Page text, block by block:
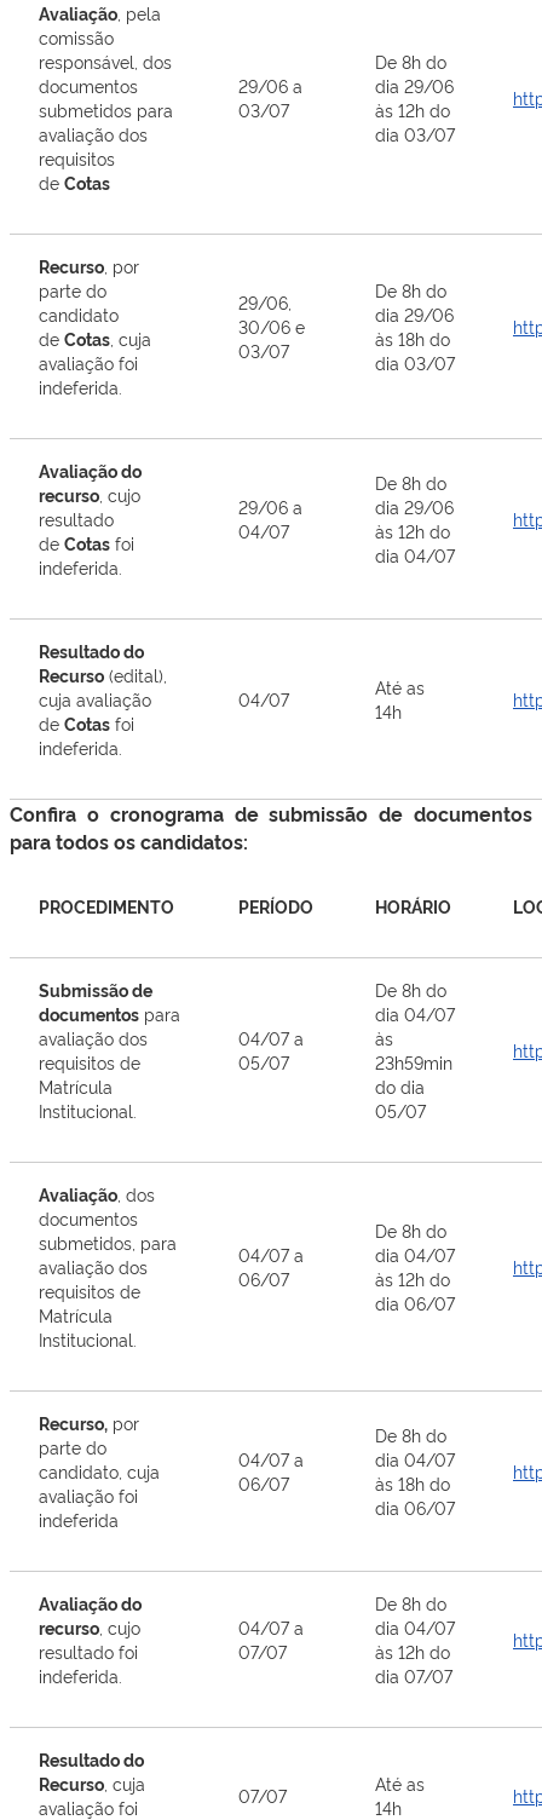
Avaliação , pela
comissão
responsável, dos
documentos
submetidos para
avaliação dos
requisitos
de Cotas
29/06 a
03/07
De 8h do
dia 29/06
às 12h do
dia 03/07
Recurso , por
parte do
candidato
de Cotas , cuja
avaliação foi
indeferida.
29/06,
30/06 e
03/07
De 8h do
dia 29/06
às 18h do
dia 03/07
Avaliação do
recurso , cujo
resultado
de Cotas foi
indeferida.
29/06 a
04/07
De 8h do
dia 29/06
às 12h do
dia 04/07
Resultado do
Recurso (edital),
cuja avaliação
de Cotas foi
indeferida.
04/07
Até as
14h
Confira o cronograma de submissão de documentos
para todos os candidatos:
PROCEDIMENTO PERÍODO HORÁRIO
Submissão de
documentos para
avaliação dos
requisitos de
Matrícula
Institucional.
04/07 a
05/07
De 8h do
dia 04/07
às
23h59min
do dia
05/07
Avaliação , dos
documentos
submetidos, para
avaliação dos
requisitos de
Matrícula
Institucional.
04/07 a
06/07
De 8h do
dia 04/07
às 12h do
dia 06/07
Recurso, por
parte do
candidato, cuja
avaliação foi
indeferida
04/07 a
06/07
De 8h do
dia 04/07
às 18h do
dia 06/07
Avaliação do
recurso , cujo
resultado foi
indeferida.
04/07 a
07/07
De 8h do
dia 04/07
às 12h do
dia 07/07
Resultado do
Recurso , cuja
avaliação foi
07/07
Até as
14h